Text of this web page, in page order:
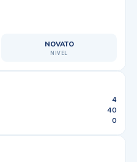
NOVATO
NIVEL
4
40
0